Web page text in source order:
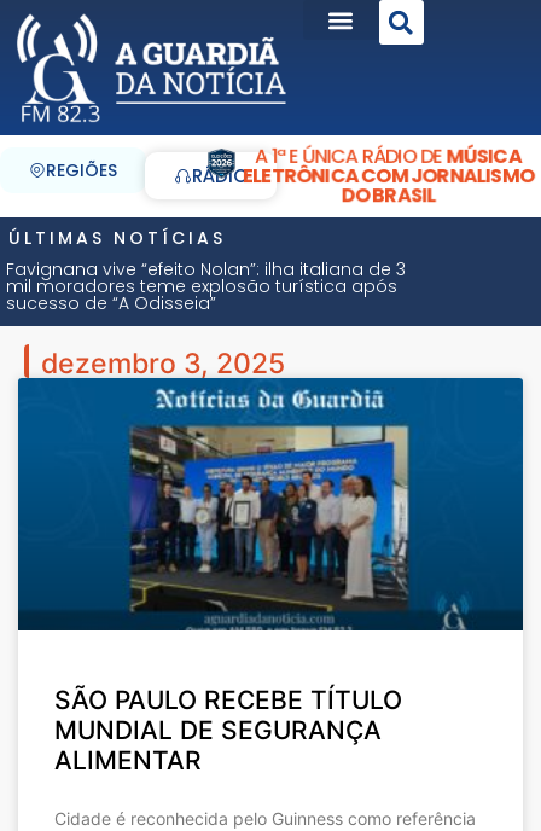
REGIÕES RÁDIO
A 1ª E ÚNICA RÁDIO DEMÚSICA
ELETRÔNICA COM JORNALISMO
DO BRASIL
ÚLTIMAS NOTÍCIAS
Favignana vive “efeito Nolan”: ilha italiana de 3
mil moradores teme explosão turística após
sucesso de “A Odisseia”
dezembro 3, 2025
SÃO PAULO RECEBE TÍTULO
MUNDIAL DE SEGURANÇA
ALIMENTAR
Cidade é reconhecida pelo Guinness como referência